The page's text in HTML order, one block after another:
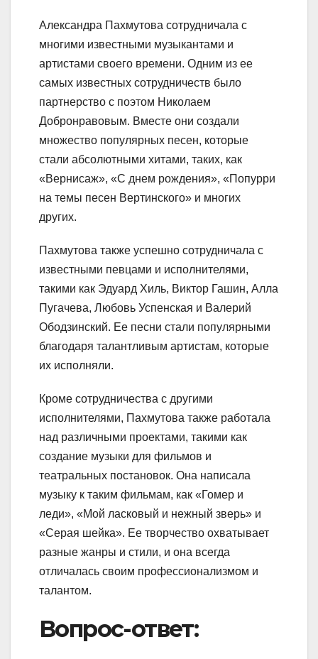
Александра Пахмутова сотрудничала с
многими известными музыкантами и
артистами своего времени. Одним из ее
самых известных сотрудничеств было
партнерство с поэтом Николаем
Добронравовым. Вместе они создали
множество популярных песен, которые
стали абсолютными хитами, таких, как
«Вернисаж», «С днем рождения», «Попурри
на темы песен Вертинского» и многих
других.
Пахмутова также успешно сотрудничала с
известными певцами и исполнителями,
такими как Эдуард Хиль, Виктор Гашин, Алла
Пугачева, Любовь Успенская и Валерий
Ободзинский. Ее песни стали популярными
благодаря талантливым артистам, которые
их исполняли.
Кроме сотрудничества с другими
исполнителями, Пахмутова также работала
над различными проектами, такими как
создание музыки для фильмов и
театральных постановок. Она написала
музыку к таким фильмам, как «Гомер и
леди», «Мой ласковый и нежный зверь» и
«Серая шейка». Ее творчество охватывает
разные жанры и стили, и она всегда
отличалась своим профессионализмом и
талантом.
Вопрос-ответ: